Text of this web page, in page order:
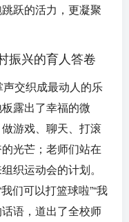
跃的活力，更凝聚
振兴的育人答卷
交织成最动人的乐
露出了幸福的微
游戏、聊天、打滚
光芒；老师们站在
织运动会的计划。
们可以打篮球啦”“我
语，道出了全校师